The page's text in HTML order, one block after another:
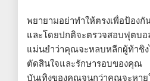
พยายามอย่าทำให้ตรงเพื่อป้อง
และโดยปกติจะตรวจสอบฟุตบ
แม่นยำว่าคุณจะหลบหลีกผู้ท้าชิง
ตัดสินใจและรักษารอบของคุ
บันเทิงของคุณจนกว่าคุณจะหา